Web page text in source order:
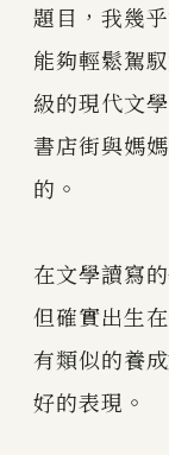
題目，我幾
能夠輕鬆駕
級的現代文
書店街與媽
的。
在文學讀寫
但確實出生
有類似的養
好的表現。